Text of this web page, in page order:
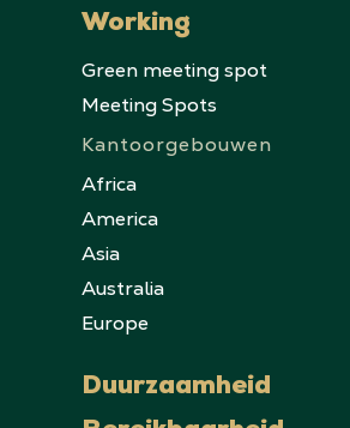
Working
Green meeting spot
Meeting Spots
Kantoorgebouwen
Africa
America
Asia
Australia
Europe
Duurzaamheid